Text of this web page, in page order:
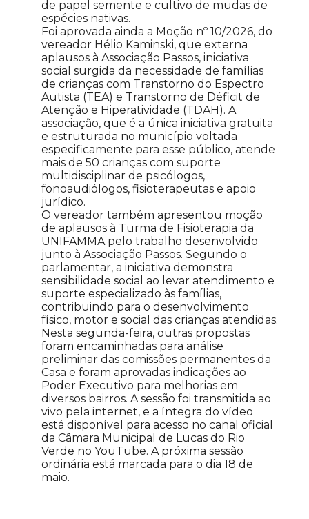
de papel semente e cultivo de mudas de
espécies nativas.
Foi aprovada ainda a Moção nº 10/2026, do
vereador Hélio Kaminski, que externa
aplausos à Associação Passos, iniciativa
social surgida da necessidade de famílias
de crianças com Transtorno do Espectro
Autista (TEA) e Transtorno de Déficit de
Atenção e Hiperatividade (TDAH). A
associação, que é a única iniciativa gratuita
e estruturada no município voltada
especificamente para esse público, atende
mais de 50 crianças com suporte
multidisciplinar de psicólogos,
fonoaudiólogos, fisioterapeutas e apoio
jurídico.
O vereador também apresentou moção
de aplausos à Turma de Fisioterapia da
UNIFAMMA pelo trabalho desenvolvido
junto à Associação Passos. Segundo o
parlamentar, a iniciativa demonstra
sensibilidade social ao levar atendimento e
suporte especializado às famílias,
contribuindo para o desenvolvimento
físico, motor e social das crianças atendidas.
Nesta segunda-feira, outras propostas
foram encaminhadas para análise
preliminar das comissões permanentes da
Casa e foram aprovadas indicações ao
Poder Executivo para melhorias em
diversos bairros. A sessão foi transmitida ao
vivo pela internet, e a íntegra do vídeo
está disponível para acesso no canal oficial
da Câmara Municipal de Lucas do Rio
Verde no YouTube. A próxima sessão
ordinária está marcada para o dia 18 de
maio.